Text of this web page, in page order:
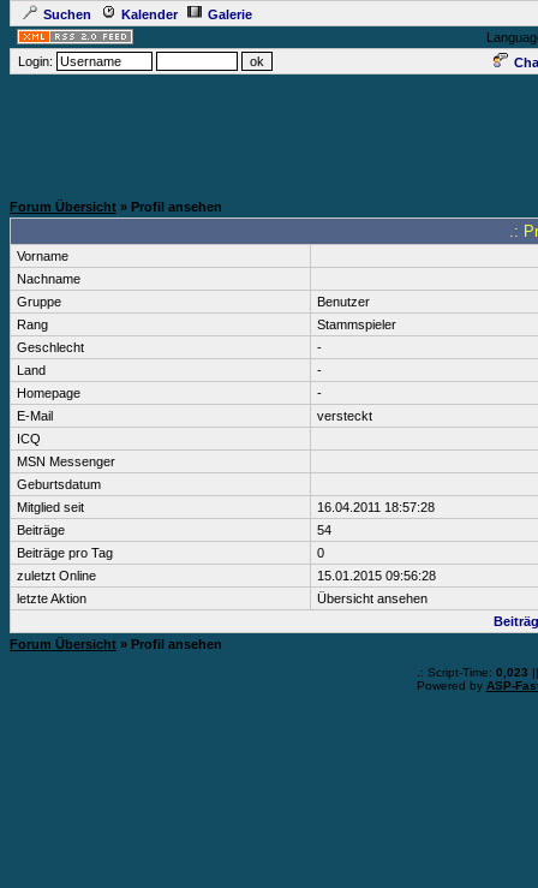
Suchen Kalender
Galerie
Login:
Forum Übersicht » Profil ansehen
.:
Vorname
Nachname
Gruppe
Benutzer
Rang
Stammspieler
Geschlecht
-
Land
-
Homepage
-
E-Mail
versteckt
ICQ
MSN Messenger
Geburtsdatum
Mitglied seit
16.04.2011 18:57:28
Beiträge
54
Beiträge pro Tag
0
zuletzt Online
15.01.2015 09:56:28
letzte Aktion
Übersicht ansehen
Forum Übersicht » Profil ansehen
.: Script-Time: 0,023
Powered by ASP-